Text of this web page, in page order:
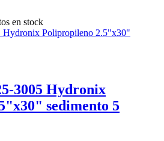
en stock
3005 Hydronix
sedimento 5